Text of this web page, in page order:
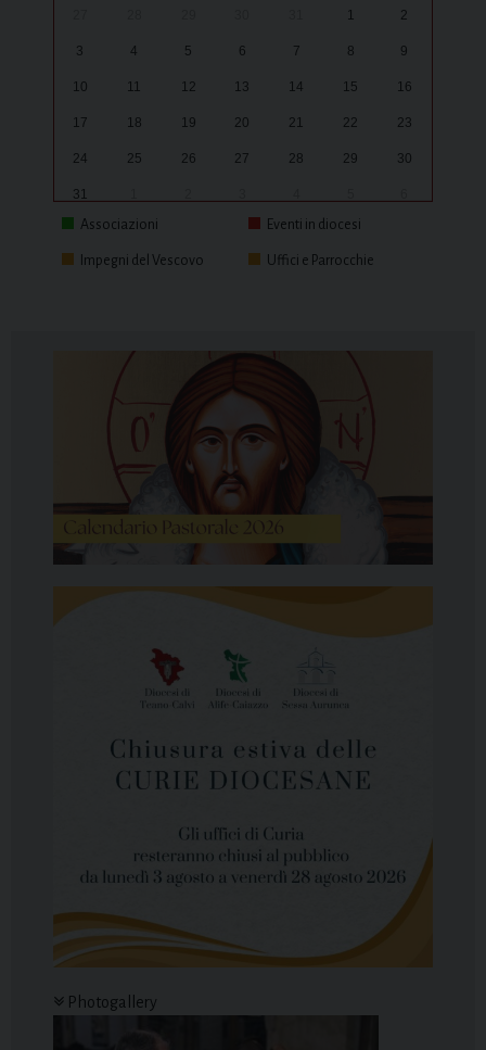
1 2
3 4 5 6 7 8 9
10 11 12 13 14 15 16
17 18 19 20 21 22 23
24 25 26 27 28 29 30
31
Associazioni
Eventi in diocesi
Impegni del Vescovo Uffici e Parrocchie
Photogallery